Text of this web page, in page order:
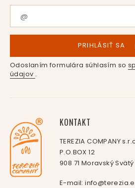
PRIHLÁSIŤ SA
Odoslaním formulára súhlasím so
údajov .
KONTAKT
TEREZIA COMPANY
P.O.BOX 12
908 71 Moravský
E-mail: